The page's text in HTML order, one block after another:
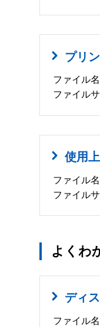
プリ
ファイル
ファイル
使用
ファイル
ファイル
よくわ
ディ
ファイル